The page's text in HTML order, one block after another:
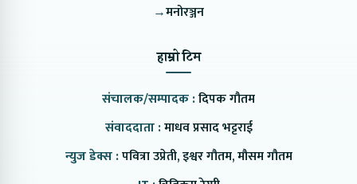
→मनोरञ्जन
हाम्रो टिम
संचालक/सम्पादक :दिपक गौतम
संवाददाता :माधव प्रसाद भट्टराई
न्युज डेक्स :पवित्रा उप्रेती, इश्वर गौतम, मौसम गौतम